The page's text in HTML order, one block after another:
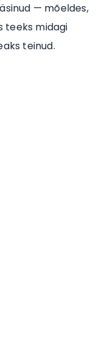
— mõeldes,
teeks midagi
teinud.